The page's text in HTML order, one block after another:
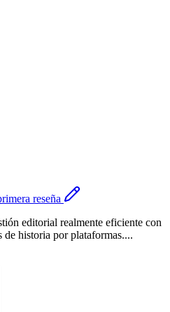
reseña
editorial realmente eficiente con
de historia por plataformas....